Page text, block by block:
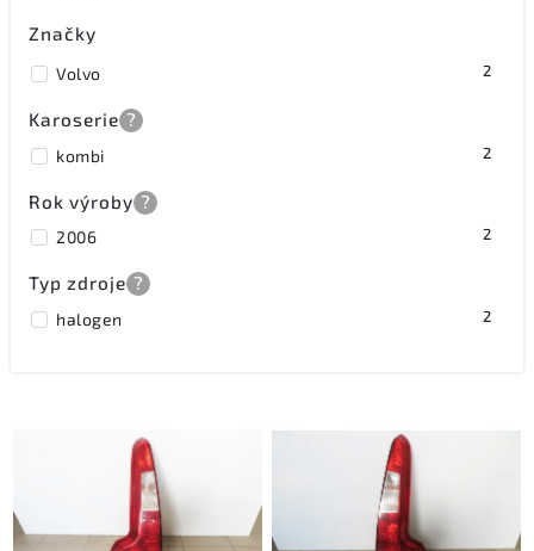
Značky
Volvo 2
Karoserie ?
kombi 2
Rok výroby ?
2006 2
Typ zdroje ?
halogen 2